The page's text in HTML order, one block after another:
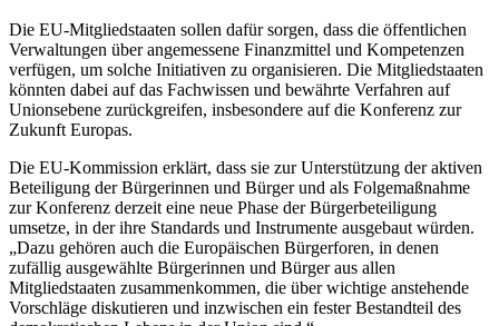
Die EU-Mitgliedstaaten sollen dafür sorgen, dass die öffentlichen
Verwaltungen über angemessene Finanzmittel und Kompetenzen
verfügen, um solche Initiativen zu organisieren. Die Mitgliedstaaten
könnten dabei auf das Fachwissen und bewährte Verfahren auf
Unionsebene zurückgreifen, insbesondere auf die Konferenz zur
Zukunft Europas.
Die EU-Kommission erklärt, dass sie zur Unterstützung der aktiven
Beteiligung der Bürgerinnen und Bürger und als Folgemaßnahme
zur Konferenz derzeit eine neue Phase der Bürgerbeteiligung
umsetze, in der ihre Standards und Instrumente ausgebaut würden.
„Dazu gehören auch die Europäischen Bürgerforen, in denen
zufällig ausgewählte Bürgerinnen und Bürger aus allen
Mitgliedstaaten zusammenkommen, die über wichtige anstehende
Vorschläge diskutieren und inzwischen ein fester Bestandteil des